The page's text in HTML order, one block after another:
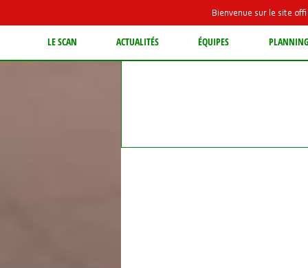
Bienvenue sur le site
LE SCAN ACTUALITÉS ÉQUIPES